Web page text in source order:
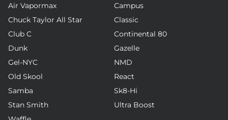
Air Vapormax
Campus
Chuck Taylor All Star
Classic
Club C
Continental 80
Dunk
Gazelle
Gel-NYC
NMD
Old Skool
React
Samba
Sk8-Hi
Stan Smith
Ultra Boost